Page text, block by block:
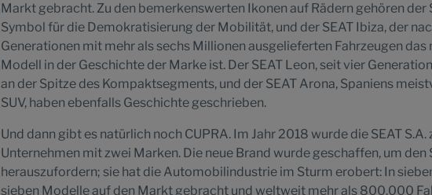
Markt gebracht. Zu den bemerkenswerten Ikonen auf Rädern gehören der
Symbol für die Demokratisierung der Mobilität, und der SEAT Ibiza, der
Generationen mit mehr als sechs Millionen ausgelieferten Fahrzeugen
Modell in der Geschichte der Marke ist. Der SEAT Leon, seit vier
an der Spitze des Kompaktsegments, und der SEAT Arona, Spaniens
SUV, haben ebenfalls Geschichte geschrieben.
Und dann gibt es natürlich noch CUPRA. Im Jahr 2018 wurde die SEAT S.A.
Unternehmen mit zwei Marken. Die neue Brand wurde geschaffen, um den
herauszufordern; sie hat die Automobilindustrie im Sturm erobert: In
sieben Modelle auf den Markt gebracht und weltweit mehr als 800.000